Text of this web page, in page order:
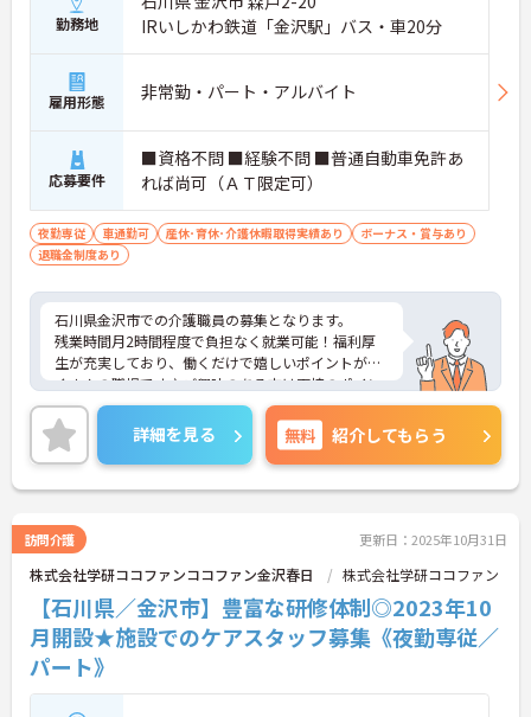
勤務地
IRいしかわ鉄道「金沢駅」バス・車20分
雇用形態 非常勤・パート・アルバイト
応募要件
■資格不問 ■経験不問 ■普通自動車免許あ
れば尚可（ＡＴ限定可）
夜勤専従 車通勤可 産休･育休･介護休暇取得実績あり
ボーナス・賞与あり
退職金制度あり
石川県金沢市での介護職員の募集となります。
残業時間月2時間程度で負担なく就業可能！福利厚
生が充実しており、働くだけで嬉しいポイントがた
くさんの職場です♪ご興味のある方は面接のポイン
トをお伝えしますので、お気軽にお問い合わせくだ
さい。
詳細を見る 無料 紹介してもらう
訪問介護 更新日：2025年10月31日
株式会社学研ココファンココファン金沢春日 株式会社学研ココファン
【石川県／金沢市】豊富な研修体制◎2023年10
月開設★施設でのケアスタッフ募集《夜勤専従／
パート》